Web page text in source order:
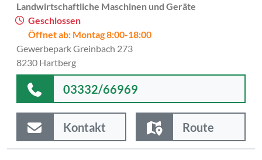
Landwirtschaftliche Maschinen und Geräte
Geschlossen
Öffnet ab: Montag 8:00-18:00
Gewerbepark Greinbach 273
8230 Hartberg
03332/66969
Kontakt Route